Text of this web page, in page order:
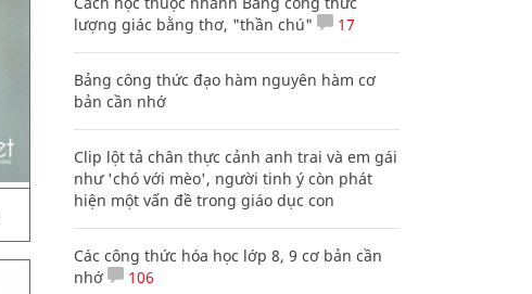
lượng giác bằng thơ, "thần chú"
17
Bảng công thức đạo hàm nguyên hàm cơ
bản cần nhớ
Clip lột tả chân thực cảnh anh trai và em gái
như 'chó với mèo', người tinh ý còn phát
hiện một vấn đề trong giáo dục con
Các công thức hóa học lớp 8, 9 cơ bản cần
nhớ
106